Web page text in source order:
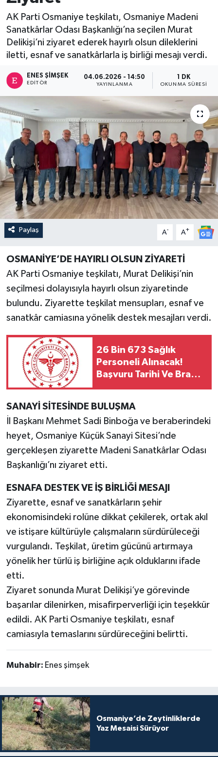
AK Parti Osmaniye teşkilatı, Osmaniye Madeni
Sanatkârlar Odası Başkanlığı’na seçilen Murat
Delikişi’ni ziyaret ederek hayırlı olsun dileklerini
iletti, esnaf ve sanatkârlarla iş birliği mesajı verdi.
ENES ŞIMŞEK
EDITÖR
04.06.2026 - 14:50
YAYINLANMA
1 DK
OKUNMA SÜRESI
Paylaş A- A+
OSMANİYE’DE HAYIRLI OLSUN ZİYARETİ
AK Parti Osmaniye teşkilatı, Murat Delikişi’nin
seçilmesi dolayısıyla hayırlı olsun ziyaretinde
bulundu. Ziyarette teşkilat mensupları, esnaf ve
sanatkâr camiasına yönelik destek mesajları verdi.
26 Bin 673 Sağlık
Personeli Alınacak!
Başvuru Tarihi Ve Branş
SANAYİ SİTESİNDE BULUŞMA
İl Başkanı Mehmet Sadi Binboğa ve beraberindeki
heyet, Osmaniye Küçük Sanayi Sitesi’nde
gerçekleşen ziyarette Madeni Sanatkârlar Odası
Başkanlığı’nı ziyaret etti.
ESNAFA DESTEK VE İŞ BİRLİĞİ MESAJI
Ziyarette, esnaf ve sanatkârların şehir
ekonomisindeki rolüne dikkat çekilerek, ortak akıl
ve istişare kültürüyle çalışmaların sürdürüleceği
vurgulandı. Teşkilat, üretim gücünü artırmaya
yönelik her türlü iş birliğine açık olduklarını ifade
etti.
Ziyaret sonunda Murat Delikişi’ye görevinde
başarılar dilenirken, misafirperverliği için teşekkür
edildi. AK Parti Osmaniye teşkilatı, esnaf
camiasıyla temaslarını sürdüreceğini belirtti.
Muhabir: Enes şimşek
Osmaniye’de Zeytinliklerde
Yaz Mesaisi Sürüyor